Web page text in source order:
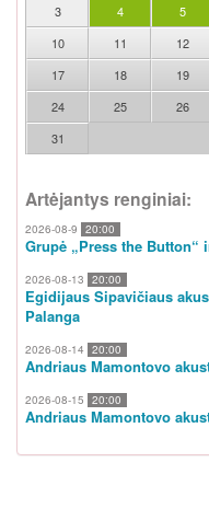
3
4 5
10
11 12
17
18 19
24
25 26
31
Artėjantys renginiai:
2026-08-9 20:00
Grupė „Press the Button“
2026-08-13 20:00
Egidijaus Sipavičiaus
Palanga
2026-08-14 20:00
Andriaus Mamontovo
2026-08-15 20:00
Andriaus Mamontovo